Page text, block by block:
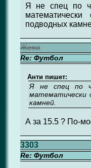
Я не спец по
подводных
Жека
Re: Футбол
Анти пишет:
Я не спец по
математически
камней.
А за 15.5 ? По-
3303
Re: Футбол